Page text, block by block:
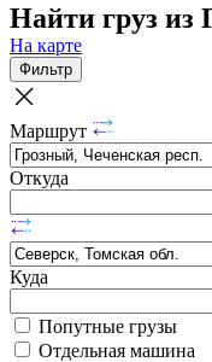
Найти груз из
На карте
Фильтр
Маршрут
Откуда
Куда
Попутные грузы
Отдельная машина